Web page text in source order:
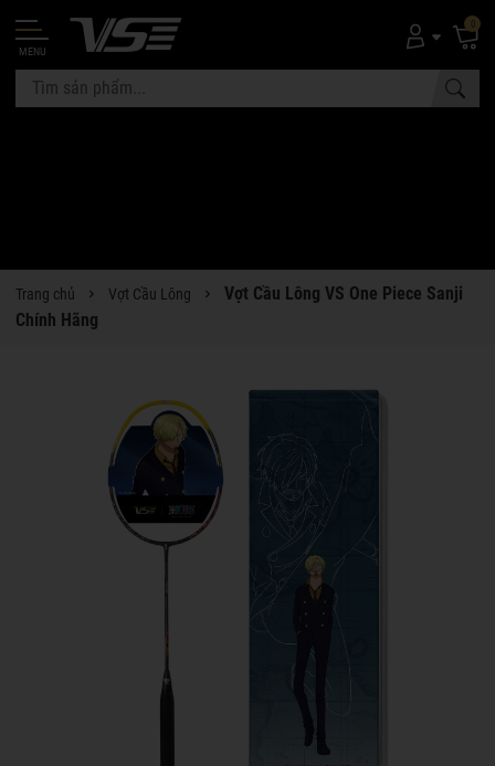
MENU
0
Trang chủ Vợt Cầu Lông
Vợt Cầu Lông VS One Piece Sanji
Chính Hãng